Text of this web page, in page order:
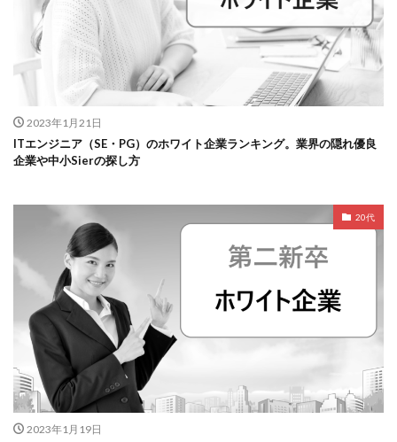
2023年1月21日
ITエンジニア（SE・PG）のホワイト企業ランキング。業界の隠れ優良
企業や中小Sierの探し方
20代
2023年1月19日